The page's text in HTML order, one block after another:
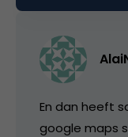
En dan heeft
google maps